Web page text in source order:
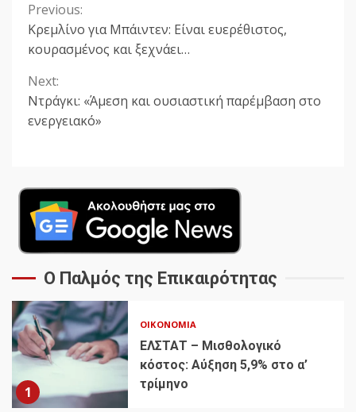
Continue
Reading
Previous:
Κρεμλίνο για Μπάιντεν: Είναι ευερέθιστος,
κουρασμένος και ξεχνάει…
Next:
Ντράγκι: «Άμεση και ουσιαστική παρέμβαση στο
ενεργειακό»
Ο Παλμός της Επικαιρότητας
1
ΟΙΚΟΝΟΜΊΑ
ΕΛΣΤΑΤ – Μισθολογικό
κόστος: Αύξηση 5,9% στο α’
τρίμηνο